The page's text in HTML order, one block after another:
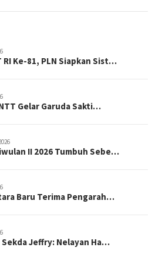
RI Ke-81, PLN Siapkan Sist…
Gelar Garuda Sakti…
II 2026 Tumbuh Sebe…
Baru Terima Pengarah…
Sekda Jeffry: Nelayan Ha…